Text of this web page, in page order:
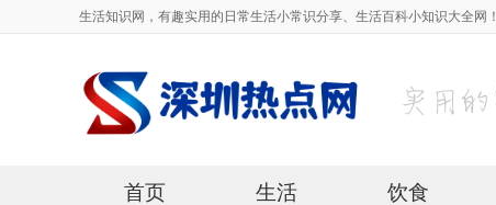
生活知识网，有趣实用的日常生活小常识分享、生活百科小知识大全网！
首页 生活 饮食